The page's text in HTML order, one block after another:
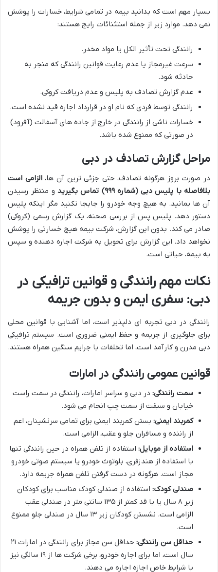
بسیار مهم است که بدانید بیمه در تمامی شرایط، خسارات را پوشش
نمی دهد. موارد زیر از جمله استثنائات رایج هستند:
رانندگی تحت تأثیر الکل یا مواد مخدر.
سرعت غیرمجاز یا عدم رعایت قوانین رانندگی که منجر به
حادثه شود.
عدم گزارش تصادف به پلیس و عدم دریافت کروکی.
رانندگی توسط فردی که نام او در قرارداد اجاره قید نشده است.
خسارات ناشی از رانندگی در خارج از جاده های آسفالت (آفرود)
در صورتی که ممنوع شده باشد.
مراحل گزارش تصادف در دبی
در صورت بروز هرگونه تصادف، حتی جزئی ترین آن ها،الزامی است
بلافاصله با پلیس دبی (شماره ۹۹۹) تماس بگیرید
و منتظر رسیدن
آن ها بمانید. به هیچ وجه خودرو را جابجا نکنید مگر اینکه پلیس
دستور دهد. پلیس پس از بررسی صحنه، یک گزارش رسمی (کروکی)
صادر می کند. بدون این گزارش، شرکت بیمه هیچ خسارتی را پوشش
نخواهد داد. این گزارش برای تحویل به شرکت اجاره دهنده و سپس
به بیمه، حیاتی است.
نکات مهم رانندگی و قوانین ترافیکی در
دبی: سفری ایمن و بدون جریمه
رانندگی در دبی تجربه ای دلپذیر است، اما آشنایی با قوانین محلی
برای جلوگیری از جریمه و حفظ ایمنی ضروری است. سیستم ترافیکی
دبی مدرن و کارآمد است، اما تخلفات با جرایم سنگین همراه هستند.
قوانین عمومی رانندگی در امارات
سمت رانندگی: در دبی و سراسر امارات، رانندگی در سمت راست
خیابان و سبقت از سمت چپ انجام می شود.
کمربند ایمنی: بستن کمربند ایمنی برای تمامی سرنشینان، اعم
از راننده و مسافران جلو و عقب، الزامی است.
استفاده از موبایل: استفاده از تلفن همراه در حین رانندگی تنها
با استفاده از هندزفری، بلوتوث خودرو یا سیستم صوتی خودرو
مجاز است. هرگونه در دست گرفتن تلفن همراه جریمه دارد.
صندلی کودک: استفاده از صندلی کودک مناسب برای کودکان
زیر ۸ سال یا با قد کمتر از ۱۳۵ سانتی متر در صندلی عقب
الزامی است. نشستن کودکان زیر ۱۳ سال در صندلی جلو ممنوع
است.
حداقل سن رانندگی:
حداقل سن مجاز برای رانندگی در امارات ۲۱
سال است، اما برای اجاره خودرو، برخی شرکت ها از ۱۹ سالگی نیز
با شرایط خاص اجازه اجاره می دهند.